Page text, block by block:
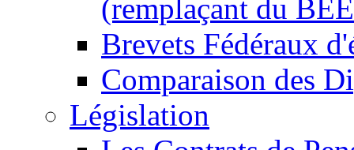
(remplaçant du
Brevets Fédéraux
Comparaison des
Législation